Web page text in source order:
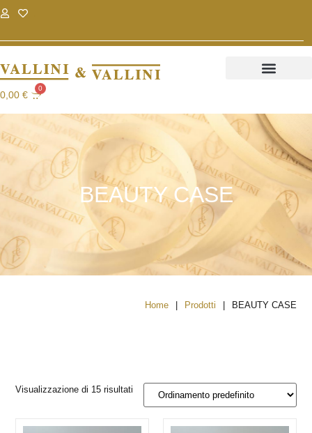
0,00 €
0
BEAUTY CASE
Home | Prodotti | BEAUTY CASE
Visualizzazione di 15 risultati